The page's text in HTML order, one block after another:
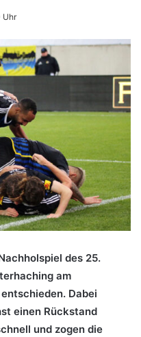
Uhr
des 25.
am
Dabei
einen Rückstand
und zogen die